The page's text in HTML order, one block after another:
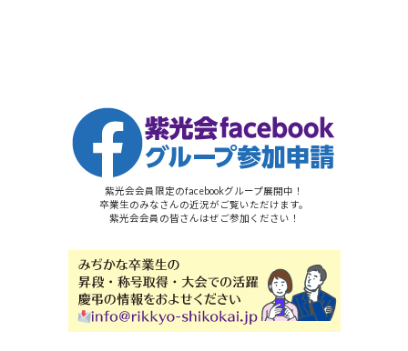
紫光会会員限定のfacebookグループ展開中！
卒業生のみなさんの近況がご覧いただけます。
紫光会会員の皆さんはぜご参加ください！